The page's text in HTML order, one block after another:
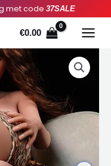
met code 37SALE
€0.00